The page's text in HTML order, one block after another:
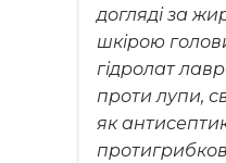
догляді за
шкірою
гідролат
проти лупи,
як